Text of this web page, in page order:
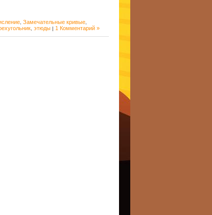
Замечательные кривые
этюды | 1 Комментарий »